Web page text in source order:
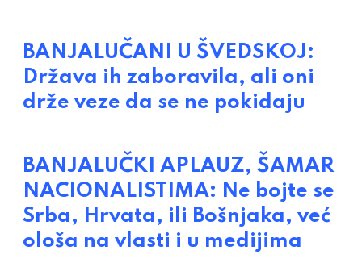
BANJALUČANI U ŠVEDSKOJ:
Država ih zaboravila, ali oni
drže veze da se ne pokidaju
BANJALUČKI APLAUZ, ŠAMAR
NACIONALISTIMA: Ne bojte se
Srba, Hrvata, ili Bošnjaka, već
ološa na vlasti i u medijima